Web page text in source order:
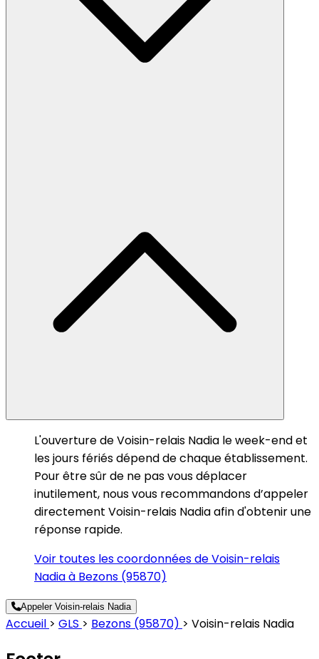
L'ouverture de Voisin-relais Nadia le week-end et
les jours fériés dépend de chaque établissement.
Pour être sûr de ne pas vous déplacer
inutilement, nous vous recommandons d’appeler
directement Voisin-relais Nadia afin d'obtenir une
réponse rapide.
Voir toutes les coordonnées de Voisin-relais
Nadia à Bezons (95870)
Appeler Voisin-relais Nadia
Accueil > GLS > Bezons (95870) > Voisin-relais Nadia